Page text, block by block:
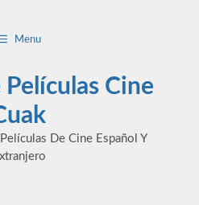
Menu
Cine
De Cine Español Y